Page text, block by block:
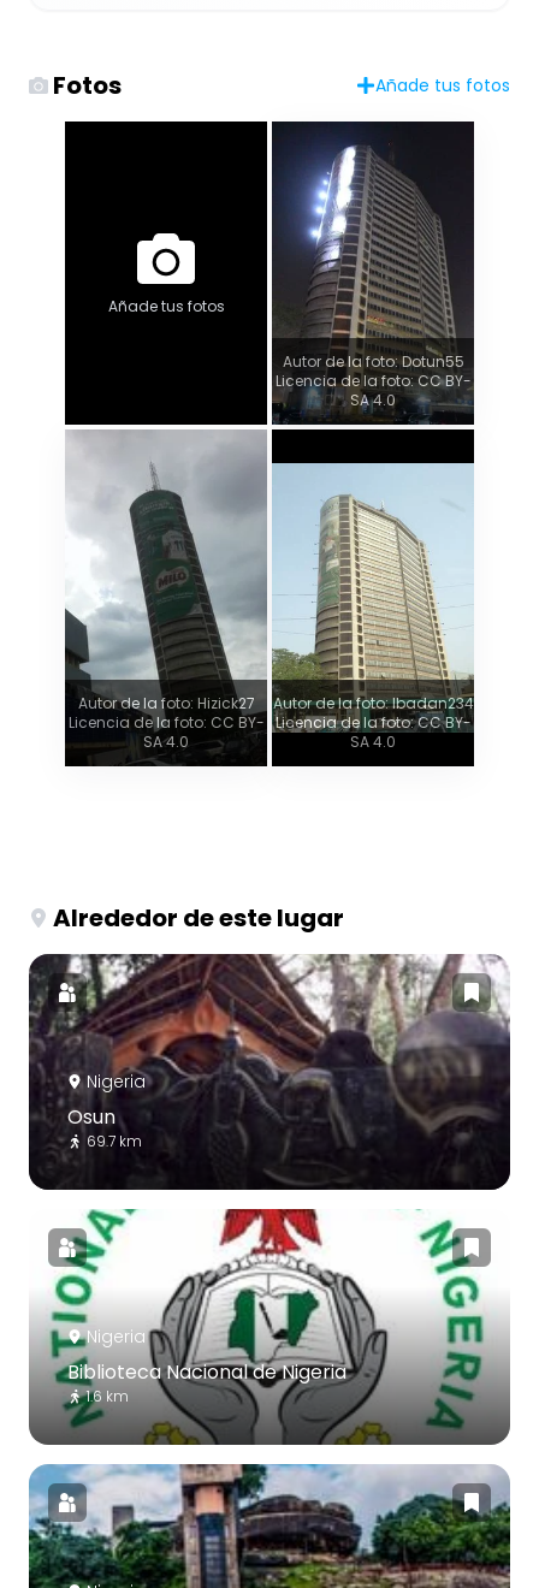
Fotos Añade tus fotos
Añade tus fotos
Autor de la foto: Dotun55
Licencia de la foto: CC BY-
SA 4.0
Autor de la foto: Hizick27
Licencia de la foto: CC BY-
SA 4.0
Autor de la foto: Ibadan234
Licencia de la foto: CC BY-
SA 4.0
Alrededor de este lugar
Nigeria
Osun
69.7 km
Nigeria
Biblioteca Nacional de Nigeria
1.6 km